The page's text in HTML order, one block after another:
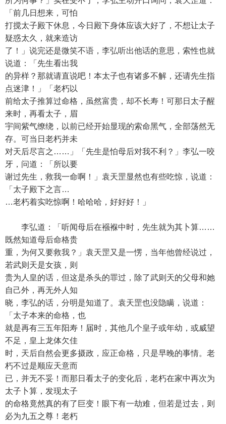
「前几日想来，可怕
打搅太子殿下休息，今日殿下身体应该大好了，不想让太子
疑惑太久，就来造访
了！」说完还是微笑不语，李弘听出他话的意思，索性也就
说道：「先生看出我
的异样？那就请直说吧！本太子也有诸多不解，还请先生指
点迷津！」「老朽以
前给太子推算过命格，虽然富贵，却不长寿！可那日太子醒
来时，再看太子，眉
宇间紫气缭绕，以前已经开始显现的索命黑气，全部荡然无
存。可当日老朽并未
对天后尽言之……」「先生是怕母后对我不利？」李弘一咬
牙，问道：「所以要
谢过先生，救我一命啊！」袁天罡显然也有些吃惊，说道：
「太子殿下之言…
…老朽着实吃惊啊！哈哈哈，好好好！」
李弘道：「听闻母后在襁褓中时，先生就为其卜算……
既然知道母后命格贵
重，为何又要救我？」袁天罡又是一愣，当年他曾经说过，
若武则天是女孩，则
贵为人皇的话，但这是杀头的罪过，除了武则天的父母和她
自己外，再无外人知
晓，李弘的话，分明是知道了。袁天罡也没隐瞒，说道：
「太子本来的命格，也
就是再有三五年阳寿！届时，其他几个皇子或年幼，或威望
不足，皇上龙体欠佳
时，天后自然会更多摄政，应正命格，只是早晚的事情。老
朽不过是顺应天意而
已，并无不妥！而那日看太子的变化后，老朽在家中再次为
太子卜算，发现太子
的命格竟然真的有了巨变！眼下有一劫难，但若是过去，则
必为九五之尊！老朽